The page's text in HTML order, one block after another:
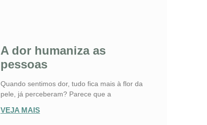
A dor humaniza as
pessoas
Quando sentimos dor, tudo fica mais à flor da
pele, já perceberam? Parece que a
VEJA MAIS